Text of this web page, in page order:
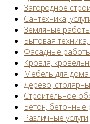
Загородное
Сантехника,
Земляные
Бытовая
Фасадные
Кровля,
Мебель для
Дерево,
Строительное
Бетон, бетонные
Различные